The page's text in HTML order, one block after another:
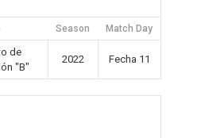
Season Match Day
de
"B"
2022 Fecha 11